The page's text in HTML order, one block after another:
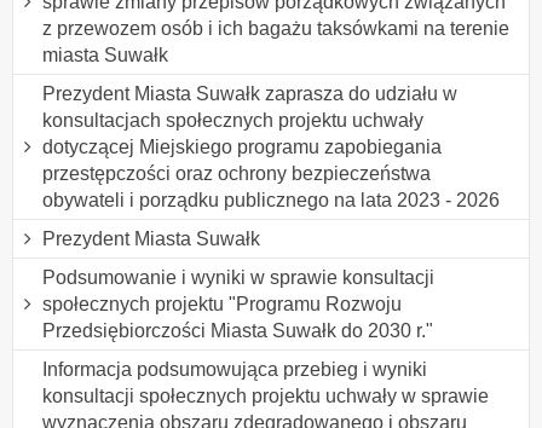
z przewozem osób i ich bagażu taksówkami na terenie
miasta Suwałk
Prezydent Miasta Suwałk zaprasza do udziału w
konsultacjach społecznych projektu uchwały
dotyczącej Miejskiego programu zapobiegania
przestępczości oraz ochrony bezpieczeństwa
obywateli i porządku publicznego na lata 2023 - 2026
Prezydent Miasta Suwałk
Podsumowanie i wyniki w sprawie konsultacji
społecznych projektu "Programu Rozwoju
Przedsiębiorczości Miasta Suwałk do 2030 r."
Informacja podsumowująca przebieg i wyniki
konsultacji społecznych projektu uchwały w sprawie
wyznaczenia obszaru zdegradowanego i obszaru